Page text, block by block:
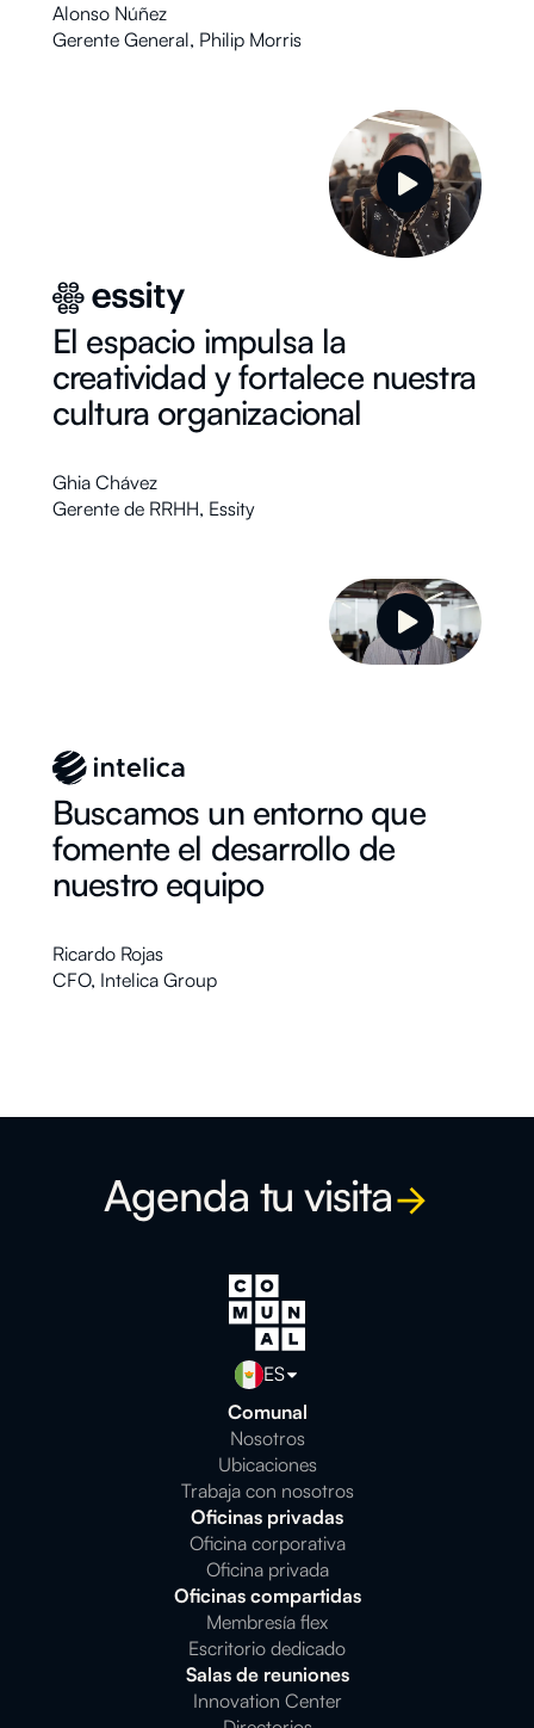
⁠Alonso Núñez
⁠Gerente General, Philip Morris
El espacio impulsa la
creatividad y fortalece nuestra
cultura organizacional
Ghia Chávez
Gerente de RRHH, Essity
Buscamos un entorno que
fomente el desarrollo de
nuestro equipo
Ricardo Rojas
CFO, Intelica Group
Agenda tu visita
ES
Comunal
Nosotros
Ubicaciones
Trabaja con nosotros
Oficinas privadas
Oficina corporativa
Oficina privada
Oficinas compartidas
Membresía flex
Escritorio dedicado
Salas de reuniones
Innovation Center